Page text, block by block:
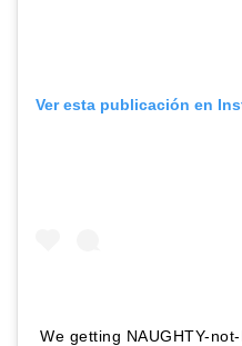
Ver esta publicación en
We getting NAUGHTY-